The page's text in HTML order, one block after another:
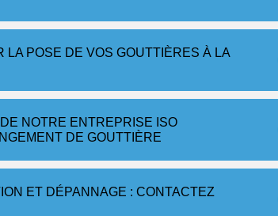
LA POSE DE VOS GOUTTIÈRES À LA
NOTRE ENTREPRISE ISO
DE GOUTTIÈRE
ET DÉPANNAGE : CONTACTEZ